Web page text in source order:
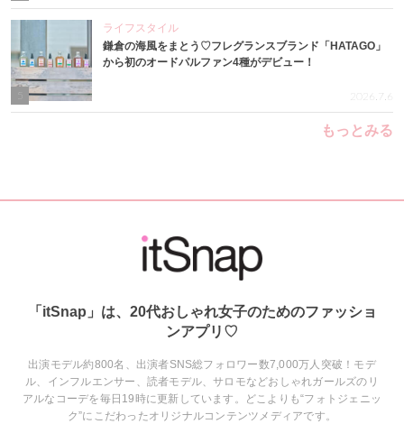
ライフスタイル
鎌倉の海風をまとう♡フレグランスブランド「HATAGO」
から初のオードパルファン4種がデビュー！
2026.7.6
もっとみる
「itSnap」は、20代おしゃれ女子のためのファッショ
ンアプリ♡
出演モデル約800名、出演者SNS総フォロワー数7,000万人突破！モデ
ル、インフルエンサー、読者モデル、サロモなどおしゃれガールズのリ
アルなコーデを毎日19時に更新しています。どこよりも“フォトジェニッ
ク”にこだわったオリジナルコンテンツメディアです。